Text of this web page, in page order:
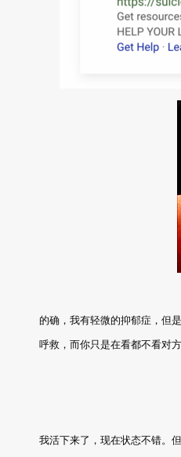
的确，我有轻微的抑郁症，但
呼救，而你只是在看都不看对
我活下来了，现在状态不错。